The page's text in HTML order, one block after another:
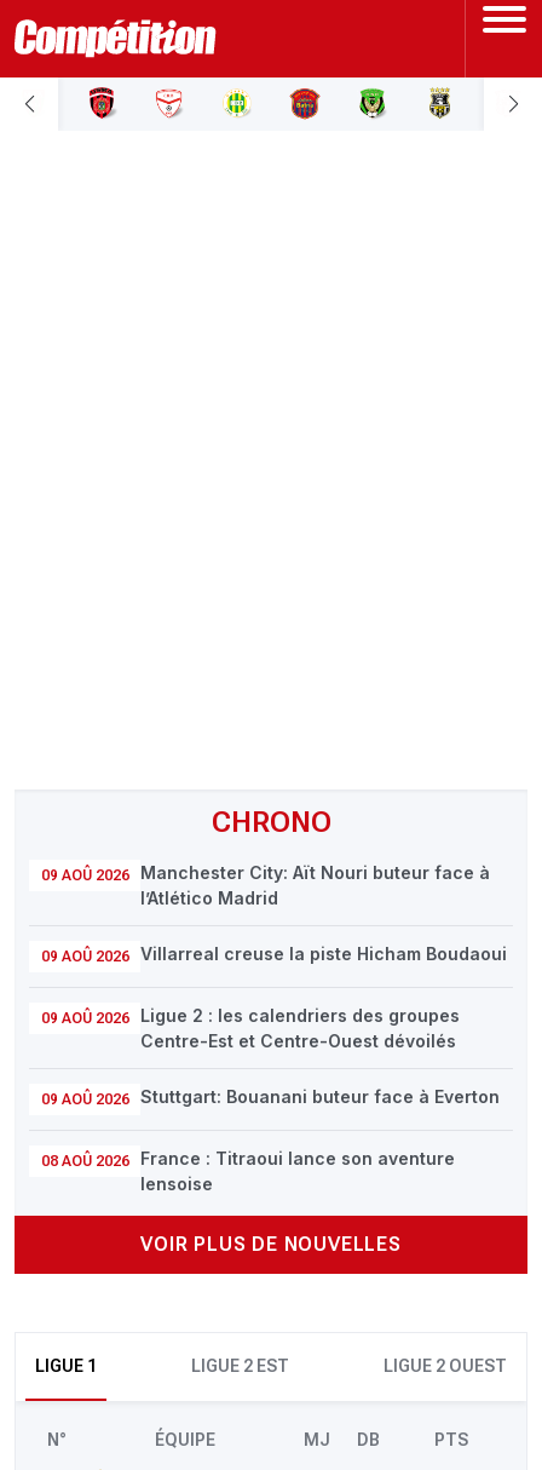
ACCUEIL
CHRONO
09 AOÛ 2026
Manchester City: Aït Nouri buteur face à
l’Atlético Madrid
09 AOÛ 2026 Villarreal creuse la piste Hicham Boudaoui
09 AOÛ 2026
Ligue 2 : les calendriers des groupes
Centre-Est et Centre-Ouest dévoilés
09 AOÛ 2026 Stuttgart: Bouanani buteur face à Everton
08 AOÛ 2026
France : Titraoui lance son aventure
lensoise
VOIR PLUS DE NOUVELLES
LIGUE 1 LIGUE 2 EST LIGUE 2 OUEST
N° ÉQUIPE MJ DB PTS